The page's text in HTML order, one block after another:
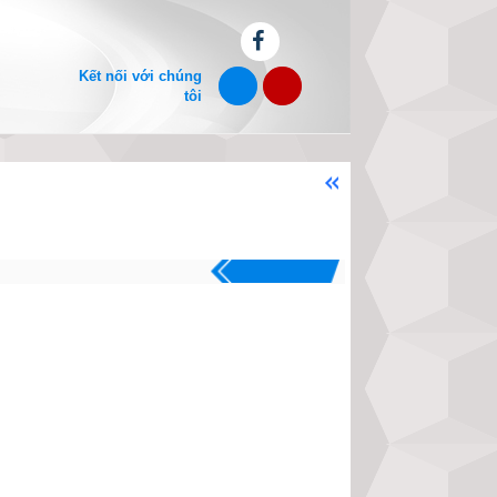
Kết nối với chúng
tôi
Chào mừng bạn đến với website